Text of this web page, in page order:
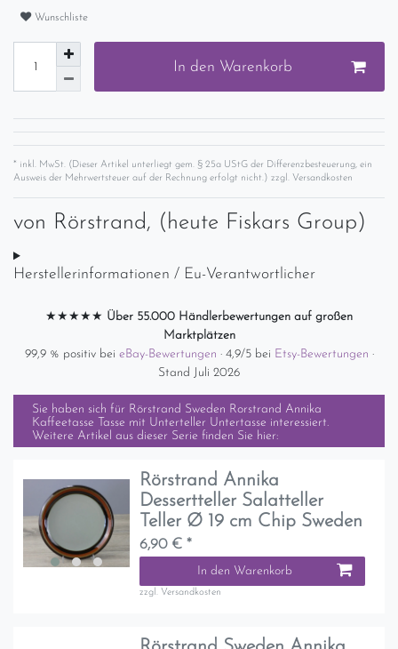
Wunschliste
In den Warenkorb
* inkl. MwSt. (Dieser Artikel unterliegt gem. § 25a UStG der Differenzbesteuerung, ein
Ausweis der Mehrwertsteuer auf der Rechnung erfolgt nicht.) zzgl. Versandkosten
von Rörstrand, (heute Fiskars Group)
Herstellerinformationen / Eu-Verantwortlicher
★★★★★ Über 55.000 Händlerbewertungen auf großen
Marktplätzen
99,9 % positiv bei eBay-Bewertungen · 4,9/5 bei Etsy-Bewertungen ·
Stand Juli 2026
Sie haben sich für Rörstrand Sweden Rorstrand Annika
Kaffeetasse Tasse mit Unterteller Untertasse interessiert.
Weitere Artikel aus dieser Serie finden Sie hier:
Rörstrand Annika
Dessertteller Salatteller
Teller Ø 19 cm Chip Sweden
6,90 € *
In den Warenkorb
zzgl. Versandkosten